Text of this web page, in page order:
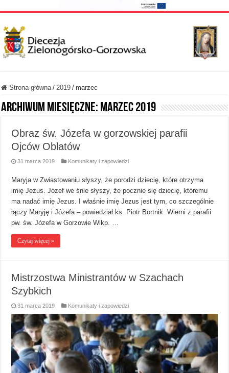
Strona główna / 2019 / marzec
Archiwum miesięczne: marzec 2019
Obraz św. Józefa w gorzowskiej parafii
Ojców Oblatów
31 marca 2019 Komunikaty i zapowiedzi
Maryja w Zwiastowaniu słyszy, że porodzi dziecię, które otrzyma
imię Jezus. Józef we śnie słyszy, że pocznie się dziecię, któremu
ma nadać imię Jezus. I właśnie imię Jezus jest tym, co szczególnie
łączy Maryję i Józefa – powiedział ks. Piotr Bortnik. Wierni z parafii
pw. św. Józefa w Gorzowie Wlkp. …
Czytaj więcej »
Mistrzostwa Ministrantów w Szachach
Szybkich
31 marca 2019 Komunikaty i zapowiedzi